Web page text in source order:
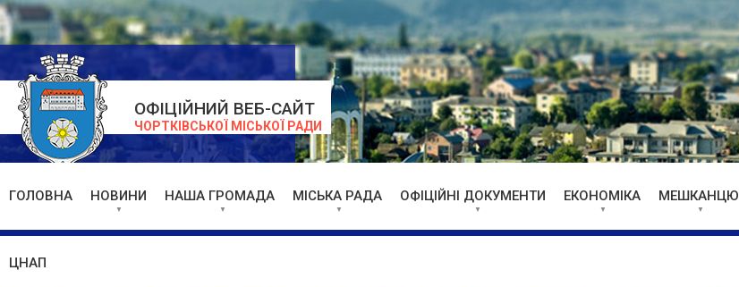
ОФІЦІЙНИЙ ВЕБ-САЙТ
ЧОРТКІВСЬКОЇ МІСЬКОЇ РАДИ
ГОЛОВНА НОВИНИ НАША ГРОМАДА МІСЬКА РАДА ОФІЦІЙНІ ДОКУМЕНТИ ЕКОНОМІКА МЕШКАНЦЮ
ЦНАП